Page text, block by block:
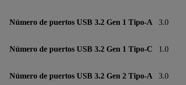
Número de puertos USB 3.2 Gen 1 Tipo-A 3.0
Número de puertos USB 3.2 Gen 1 Tipo-C 1.0
Número de puertos USB 3.2 Gen 2 Tipo-A 3.0